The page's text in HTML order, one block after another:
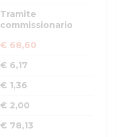
Tramite
commissionario
€ 68,60
€ 6,17
€ 1,36
€ 2,00
€ 78,13